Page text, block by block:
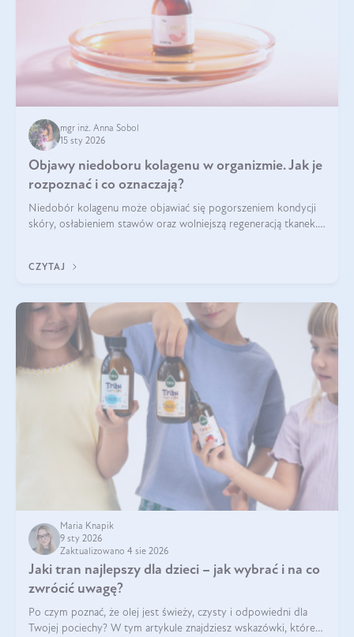
mgr inż. Anna Sobol
15 sty 2026
Objawy niedoboru kolagenu w organizmie. Jak je
rozpoznać i co oznaczają?
Niedobór kolagenu może objawiać się pogorszeniem kondycji
skóry, osłabieniem stawów oraz wolniejszą regeneracją tkanek.
osłabienie włosów.
CZYTAJ
Maria Knapik
9 sty 2026
Zaktualizowano 4 sie 2026
Jaki tran najlepszy dla dzieci – jak wybrać i na co
zwrócić uwagę?
Po czym poznać, że olej jest świeży, czysty i odpowiedni dla
Twojej pociechy? W tym artykule znajdziesz wskazówki, które